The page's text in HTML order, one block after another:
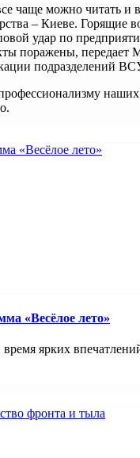
чаще можно читать и
– Киеве.
удар по
поражены, передает
подразделений
«Весёлое лето»
ярких